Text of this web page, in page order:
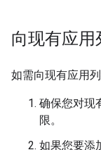
向现有应
如需向现有应用
确保您对现
限。
如果您要添